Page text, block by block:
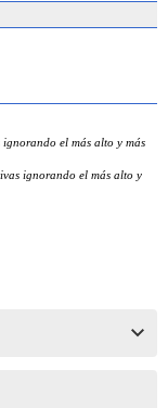
el más alto y más
ignorando el más alto y